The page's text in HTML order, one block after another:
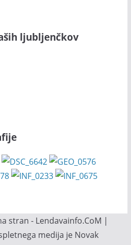
ljubljenčkov
stran - Lendavainfo.CoM |
medija je Novak